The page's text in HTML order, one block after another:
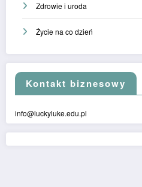
Zdrowie i uroda
Życie na co dzień
Kontakt biznesowy
info@luckyluke.edu.pl